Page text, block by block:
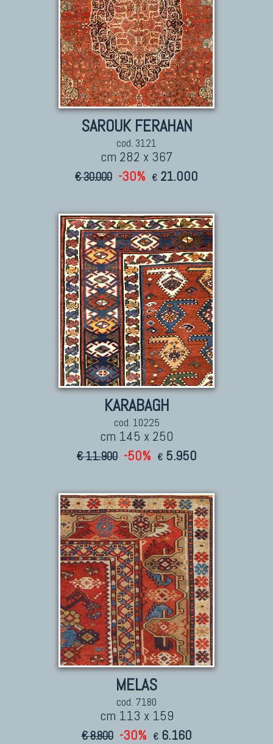
SAROUK FERAHAN
cod. 3121
cm 282 x 367
€ 30.000 -30% € 21.000
KARABAGH
cod. 10225
cm 145 x 250
€ 11.900 -50% € 5.950
MELAS
cod. 7180
cm 113 x 159
€ 8.800 -30% € 6.160